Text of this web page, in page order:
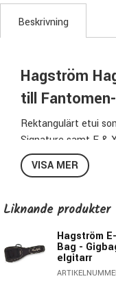
Beskrivning
Hagström
till
Rektangulärt etui
Signature samt F &
Tillverkas i plywood
& guldplätterade
Specifikation
Passar:Pat
Modellbeteckning:
Beige
VISA MER
Liknande produkter
Hagström
Bag -
elgitarr